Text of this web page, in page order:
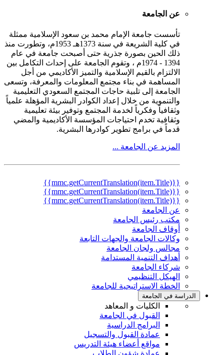
عن الجامعة
تأسست جامعة الإمام محمد بن سعود الإسلامية ممثلة
في كلية الشريعة في سنة 1373هـ 1953م، وتطورت منذ
ذلك الحين بصورة جذرية حتى أصبحت جامعة في عام
1394 - 1974م ، وتقوم الجامعة على إحداث التكامل بين
الالتزام بالقيم الإسلامية والتميز الأكاديمي من أجل
المساهمة في بناء مجتمع المعلومات والمعرفة، وتسعى
الجامعة إلى تلبية حاجات المجتمع السعودي التعليمية
والتنموية من خلال إعداد الكوادر البشرية المؤهلة علمياً
وثقافياً وفكرياً لخدمة المجتمع وتوفير بيئة تعليمية
وثقافية تخدم احتياجات المؤسسة الأكاديمية والمضي
قدماً في برامج تطوير كوادرها البشرية.
المزيد عن الجامعة ...
{{mmc.getCurrentTranslation(item.Title)}}
{{mmc.getCurrentTranslation(item.Title)}}
{{mmc.getCurrentTranslation(item.Title)}}
عن الجامعة
مكتب رئيس الجامعة
أوقاف الجامعة
وكالات الجامعة والجهات التابعة
مجالس ولجان الجامعة
أهداف التنمية المستدامة
شركاء الجامعة
الهيكل التنظيمي
الخطة الاستراتيجية للجامعة
الدراسة في الجامعة
الكليات و المعاهد
القبول في الجامعة
البرامج الدراسية
عمادة القبول والتسجيل
مواقع أعضاء هيئة التدريس
عمادة شؤون الطلاب